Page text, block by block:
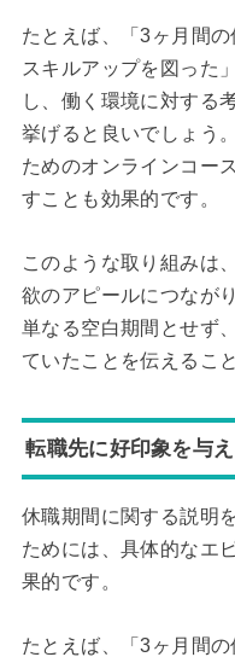
たとえば、「3ヶ月間
スキルアップを図った
し、働く環境に対する
挙げると良いでしょう
ためのオンラインコー
すことも効果的です。
このような取り組みは
欲のアピールにつなが
単なる空白期間とせず
ていたことを伝えるこ
転職先に好印象を与
休職期間に関する説明
ためには、具体的なエ
果的です。
たとえば、「3ヶ月間